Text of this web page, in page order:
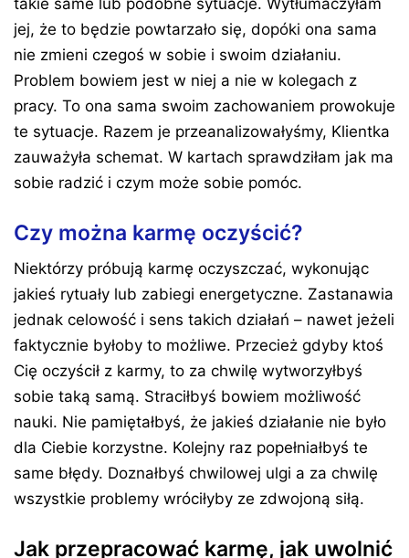
takie same lub podobne sytuacje. Wytłumaczyłam
jej, że to będzie powtarzało się, dopóki ona sama
nie zmieni czegoś w sobie i swoim działaniu.
Problem bowiem jest w niej a nie w kolegach z
pracy. To ona sama swoim zachowaniem prowokuje
te sytuacje. Razem je przeanalizowałyśmy, Klientka
zauważyła schemat. W kartach sprawdziłam jak ma
sobie radzić i czym może sobie pomóc.
Czy można karmę oczyścić?
Niektórzy próbują karmę oczyszczać, wykonując
jakieś rytuały lub zabiegi energetyczne. Zastanawia
jednak celowość i sens takich działań – nawet jeżeli
faktycznie byłoby to możliwe. Przecież gdyby ktoś
Cię oczyścił z karmy, to za chwilę wytworzyłbyś
sobie taką samą. Straciłbyś bowiem możliwość
nauki. Nie pamiętałbyś, że jakieś działanie nie było
dla Ciebie korzystne. Kolejny raz popełniałbyś te
same błędy. Doznałbyś chwilowej ulgi a za chwilę
wszystkie problemy wróciłyby ze zdwojoną siłą.
Jak przepracować karmę, jak uwolnić